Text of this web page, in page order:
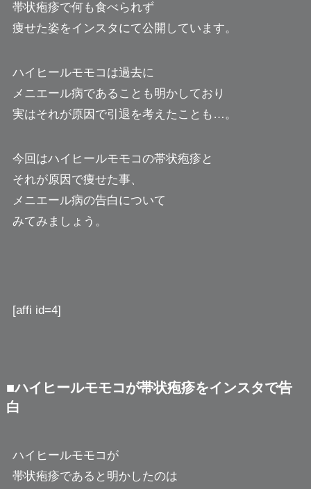
帯状疱疹で何も食べられず
痩せた姿をインスタにて公開しています。
ハイヒールモモコは過去に
メニエール病であることも明かしており
実はそれが原因で引退を考えたことも…。
今回はハイヒールモモコの帯状疱疹と
それが原因で痩せた事、
メニエール病の告白について
みてみましょう。
[affi id=4]
■ハイヒールモモコが帯状疱疹をインスタで告
白
ハイヒールモモコが
帯状疱疹であると明かしたのは